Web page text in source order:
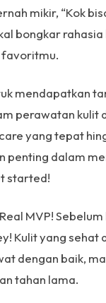
mikir, “Kok
bongkar
favoritmu.
mendapatkan
perawatan kulit
yang tepat
penting dalam
started!
MVP!
Kulit yang
dengan baik,
tahan lama.